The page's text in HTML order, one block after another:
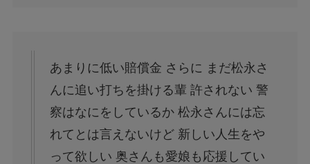
あまりに低い賠償金 さらに まだ松永さ
んに追い打ちを掛ける輩 許されない 警
察はなにをしているか 松永さんには忘
れてとは言えないけど 新しい人生をや
って欲しい 奥さんも愛娘も応援してい